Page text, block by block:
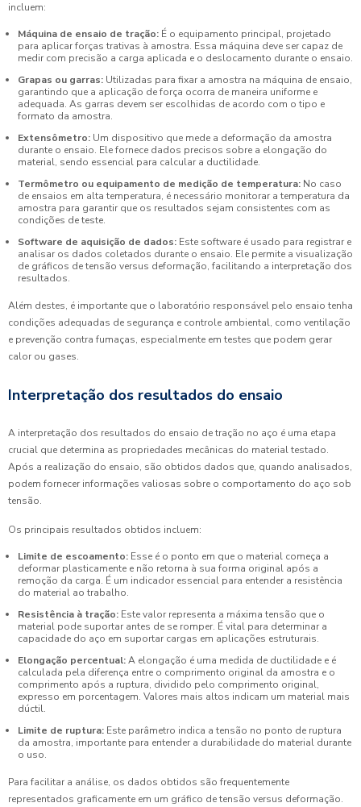
incluem:
Máquina de ensaio de tração: É o equipamento principal, projetado
para aplicar forças trativas à amostra. Essa máquina deve ser capaz de
medir com precisão a carga aplicada e o deslocamento durante o ensaio.
Grapas ou garras: Utilizadas para fixar a amostra na máquina de ensaio,
garantindo que a aplicação de força ocorra de maneira uniforme e
adequada. As garras devem ser escolhidas de acordo com o tipo e
formato da amostra.
Extensômetro: Um dispositivo que mede a deformação da amostra
durante o ensaio. Ele fornece dados precisos sobre a elongação do
material, sendo essencial para calcular a ductilidade.
Termômetro ou equipamento de medição de temperatura: No caso
de ensaios em alta temperatura, é necessário monitorar a temperatura da
amostra para garantir que os resultados sejam consistentes com as
condições de teste.
Software de aquisição de dados: Este software é usado para registrar e
analisar os dados coletados durante o ensaio. Ele permite a visualização
de gráficos de tensão versus deformação, facilitando a interpretação dos
resultados.
Além destes, é importante que o laboratório responsável pelo ensaio tenha
condições adequadas de segurança e controle ambiental, como ventilação
e prevenção contra fumaças, especialmente em testes que podem gerar
calor ou gases.
Interpretação dos resultados do ensaio
A interpretação dos resultados do ensaio de tração no aço é uma etapa
crucial que determina as propriedades mecânicas do material testado.
Após a realização do ensaio, são obtidos dados que, quando analisados,
podem fornecer informações valiosas sobre o comportamento do aço sob
tensão.
Os principais resultados obtidos incluem:
Limite de escoamento: Esse é o ponto em que o material começa a
deformar plasticamente e não retorna à sua forma original após a
remoção da carga. É um indicador essencial para entender a resistência
do material ao trabalho.
Resistência à tração: Este valor representa a máxima tensão que o
material pode suportar antes de se romper. É vital para determinar a
capacidade do aço em suportar cargas em aplicações estruturais.
Elongação percentual:A elongação é uma medida de ductilidade e é
calculada pela diferença entre o comprimento original da amostra e o
comprimento após a ruptura, dividido pelo comprimento original,
expresso em porcentagem. Valores mais altos indicam um material mais
dúctil.
Limite de ruptura: Este parâmetro indica a tensão no ponto de ruptura
da amostra, importante para entender a durabilidade do material durante
o uso.
Para facilitar a análise, os dados obtidos são frequentemente
representados graficamente em um gráfico de tensão versus deformação.